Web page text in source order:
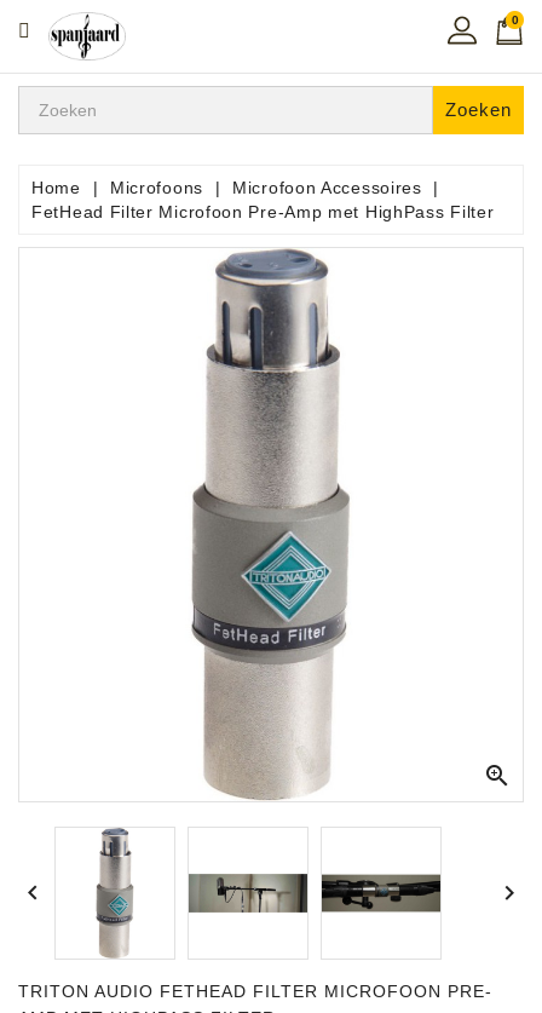
CATEGORIE
Home
In
De
Microfoons
Versterking
Instrumenten
Shop
0
Zoeken
Home Microfoons
Microfoon Accessoires
FetHead Filter Microfoon Pre-Amp met HighPass Filter

 
TRITON AUDIO FETHEAD FILTER MICROFOON PRE-